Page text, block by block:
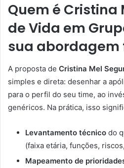
Quem é Cristina
de Vida em
sua abordagem
A proposta de Cristina Mel
simples e direta: desenhar a
para o perfil do seu time, ao
genéricos. Na prática, isso
Levantamento técnico do
(faixa etária, funções,
Mapeamento de